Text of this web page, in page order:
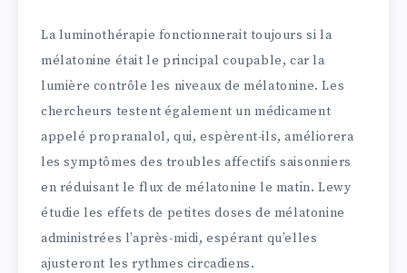
La luminothérapie fonctionnerait toujours si la
mélatonine était le principal coupable, car la
lumière contrôle les niveaux de mélatonine. Les
chercheurs testent également un médicament
appelé propranalol, qui, espèrent-ils, améliorera
les symptômes des troubles affectifs saisonniers
en réduisant le flux de mélatonine le matin. Lewy
étudie les effets de petites doses de mélatonine
administrées l’après-midi, espérant qu’elles
ajusteront les rythmes circadiens.